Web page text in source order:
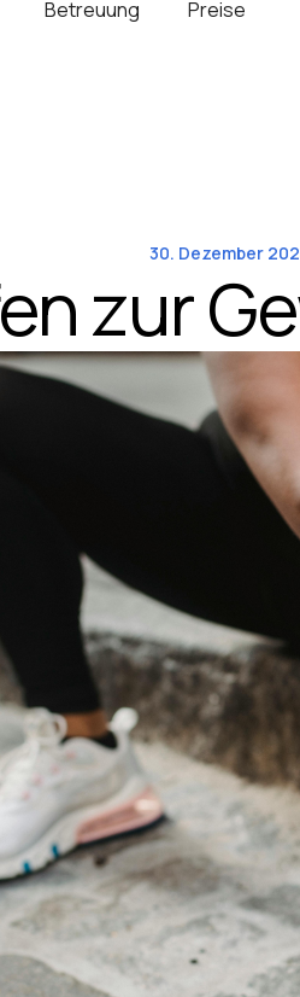
Betreuung Preise
30. Dezember
zur